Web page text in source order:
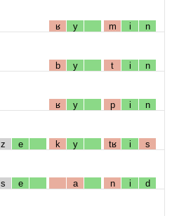
ʁ y m i n
b y t i n
ʁ y p i n
z e k y tʁ i s
s e a n i d